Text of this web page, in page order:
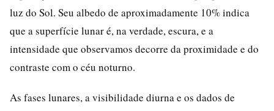
luz do Sol. Seu albedo de aproximadamente 10% indica
que a superfície lunar é, na verdade, escura, e a
intensidade que observamos decorre da proximidade e do
contraste com o céu noturno.
As fases lunares, a visibilidade diurna e os dados de